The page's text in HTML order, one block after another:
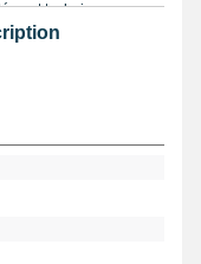
technique
meilleure tenue
de mesurer avec
à obtenir des
Lors
du verre
spécifique tel